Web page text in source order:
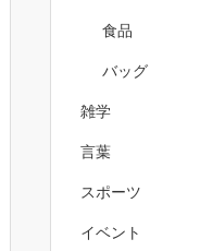
食品
バッグ
雑学
言葉
スポーツ
イベント